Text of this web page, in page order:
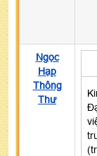
Ngọc
Hạp
Thông
Thư